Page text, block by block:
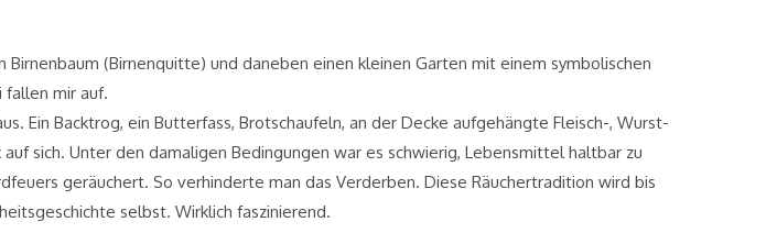
(Birnenquitte) und daneben einen kleinen Garten mit einem symbolischen
fallen mir auf.
Ein Backtrog, ein Butterfass, Brotschaufeln, an der Decke aufgehängte Fleisch-, Wurst-
sich. Unter den damaligen Bedingungen war es schwierig, Lebensmittel haltbar zu
geräuchert. So verhinderte man das Verderben. Diese Räuchertradition wird bis
selbst. Wirklich faszinierend.